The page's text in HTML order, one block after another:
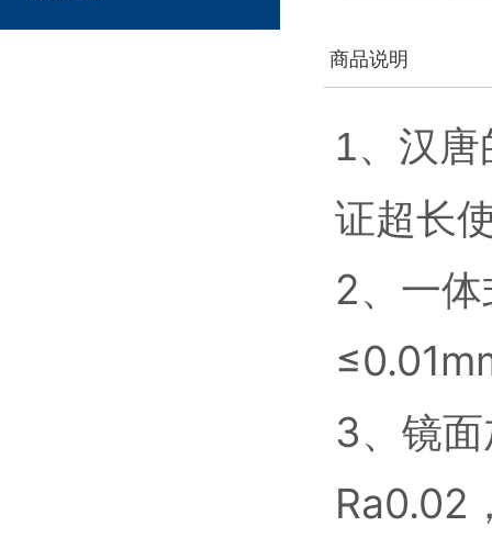
商品说明
1、 汉
证超长
2、一
3、镜
Ra0.02